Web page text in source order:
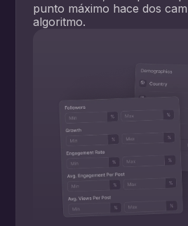
punto máximo hace dos
algoritmo.